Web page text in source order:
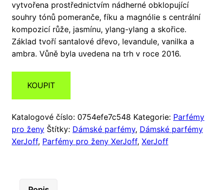
vytvořena prostřednictvím nádherné obklopující
souhry tónů pomeranče, fíku a magnólie s centrální
kompozicí růže, jasmínu, ylang-ylang a skořice.
Základ tvoří santalové dřevo, levandule, vanilka a
ambra. Vůně byla uvedena na trh v roce 2016.
KOUPIT
Katalogové číslo: 0754efe7c548 Kategorie: Parfémy
pro ženy Štítky: Dámské parfémy, Dámské parfémy
XerJoff, Parfémy pro ženy XerJoff, XerJoff